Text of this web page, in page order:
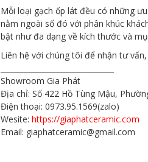
Mỗi loại gạch ốp lát đều có những
nằm ngoài số đó với phân khúc
bật như đa dạng về kích thước và
Liên hệ với chúng tôi để nhận tư
Showroom Gia Phát
Địa chỉ: Số 422 Hồ Tùng Mậu,
Điện thoại: 0973.95.1569(zalo)
Wesite:https://giaphatceramic.com
Email: giaphatceramic@gmail.com